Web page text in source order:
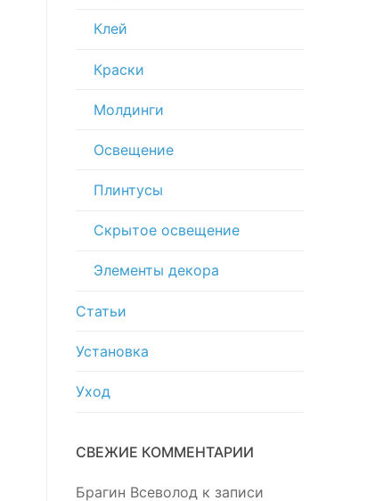
Клей
Краски
Молдинги
Освещение
Плинтусы
Скрытое освещение
Элементы декора
Статьи
Установка
Уход
СВЕЖИЕ КОММЕНТАРИИ
Брагин Всеволод к записи